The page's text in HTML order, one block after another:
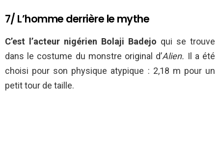
7/ L’homme derrière le mythe
C’est l’acteur nigérien Bolaji Badejo qui se trouve
dans le costume du monstre original d’Alien. Il a été
choisi pour son physique atypique : 2,18 m pour un
petit tour de taille.